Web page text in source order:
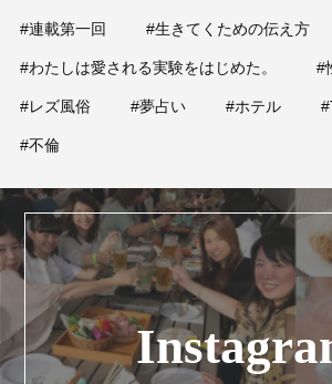
#連載第一回 #生きてくための伝え方
#わたしは愛される実験をはじめた。 #
#レズ風俗 #夢占い #ホテル
#不倫